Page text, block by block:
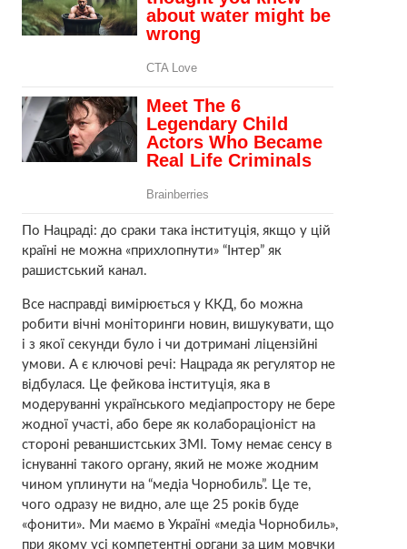
По Нацраді: до сраки така інституція, якщо у цій
країні не можна «прихлопнути» “Інтер” як
рашистський канал.
Все насправді вимірюється у ККД, бо можна
робити вічні моніторинги новин, вишукувати, що
і з якої секунди було і чи дотримані ліцензійні
умови. А є ключові речі: Нацрада як регулятор не
відбулася. Це фейкова інституція, яка в
модеруванні українського медіапростору не бере
жодної участі, або бере як колабораціоніст на
стороні реваншистських ЗМІ. Тому немає сенсу в
існуванні такого органу, який не може жодним
чином уплинути на “медіа Чорнобиль”. Це те,
чого одразу не видно, але ще 25 років буде
«фонити». Ми маємо в Україні «медіа Чорнобиль»,
при якому усі компетентні органи за цим мовчки